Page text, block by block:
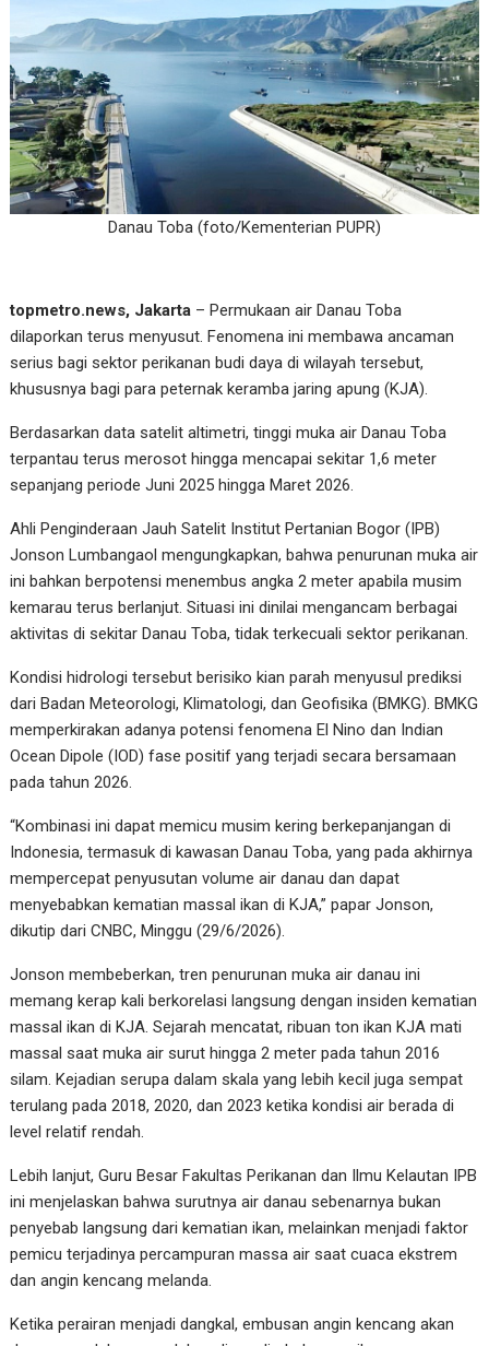
Danau Toba (foto/Kementerian PUPR)
topmetro.news, Jakarta – Permukaan air Danau Toba
dilaporkan terus menyusut. Fenomena ini membawa ancaman
serius bagi sektor perikanan budi daya di wilayah tersebut,
khususnya bagi para peternak keramba jaring apung (KJA).
Berdasarkan data satelit altimetri, tinggi muka air Danau Toba
terpantau terus merosot hingga mencapai sekitar 1,6 meter
sepanjang periode Juni 2025 hingga Maret 2026.
Ahli Penginderaan Jauh Satelit Institut Pertanian Bogor (IPB)
Jonson Lumbangaol mengungkapkan, bahwa penurunan muka air
ini bahkan berpotensi menembus angka 2 meter apabila musim
kemarau terus berlanjut. Situasi ini dinilai mengancam berbagai
aktivitas di sekitar Danau Toba, tidak terkecuali sektor perikanan.
Kondisi hidrologi tersebut berisiko kian parah menyusul prediksi
dari Badan Meteorologi, Klimatologi, dan Geofisika (BMKG). BMKG
memperkirakan adanya potensi fenomena El Nino dan Indian
Ocean Dipole (IOD) fase positif yang terjadi secara bersamaan
pada tahun 2026.
“Kombinasi ini dapat memicu musim kering berkepanjangan di
Indonesia, termasuk di kawasan Danau Toba, yang pada akhirnya
mempercepat penyusutan volume air danau dan dapat
menyebabkan kematian massal ikan di KJA,” papar Jonson,
dikutip dari CNBC, Minggu (29/6/2026).
Jonson membeberkan, tren penurunan muka air danau ini
memang kerap kali berkorelasi langsung dengan insiden kematian
massal ikan di KJA. Sejarah mencatat, ribuan ton ikan KJA mati
massal saat muka air surut hingga 2 meter pada tahun 2016
silam. Kejadian serupa dalam skala yang lebih kecil juga sempat
terulang pada 2018, 2020, dan 2023 ketika kondisi air berada di
level relatif rendah.
Lebih lanjut, Guru Besar Fakultas Perikanan dan Ilmu Kelautan IPB
ini menjelaskan bahwa surutnya air danau sebenarnya bukan
penyebab langsung dari kematian ikan, melainkan menjadi faktor
pemicu terjadinya percampuran massa air saat cuaca ekstrem
dan angin kencang melanda.
Ketika perairan menjadi dangkal, embusan angin kencang akan